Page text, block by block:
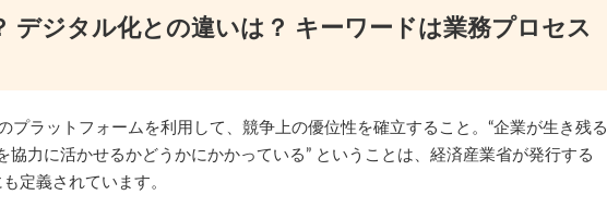
デジタル化との違いは？ キーワードは業務プロセス
プラットフォームを利用して、競争上の優位性を確立すること。“企業が生き残る
協力に活かせるかどうかにかかっている” ということは、経済産業省が発行する
定義されています。